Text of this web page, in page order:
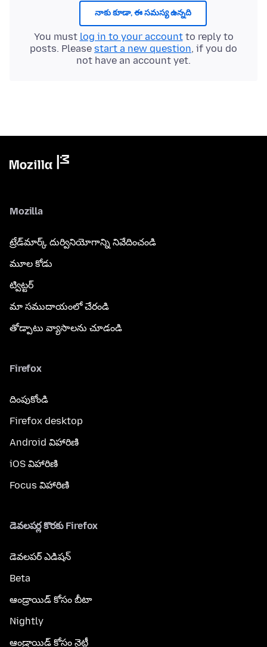
నాకు కూడా, ఈ సమస్య ఉన్నది
You must log in to your accountto reply to
posts. Please start a new question, if you do
not have an account yet.
Mozilla
ట్రేడ్‌మార్క్ దుర్వినియోగాన్ని నివేదించండి
మూల కోడు
ట్విట్టర్
మా సముదాయంలో చేరండి
తోడ్పాటు వ్యాసాలను చూడండి
Firefox
దింపుకోండి
Firefox desktop
Android విహారిణి
iOS విహారిణి
Focus విహారిణి
డెవలపర్ల కొరకు Firefox
డెవలపర్ ఎడిషన్
Beta
ఆండ్రాయిడ్ కోసం బీటా
Nightly
ఆండ్రాయిడ్ కోసం నైట్లీ